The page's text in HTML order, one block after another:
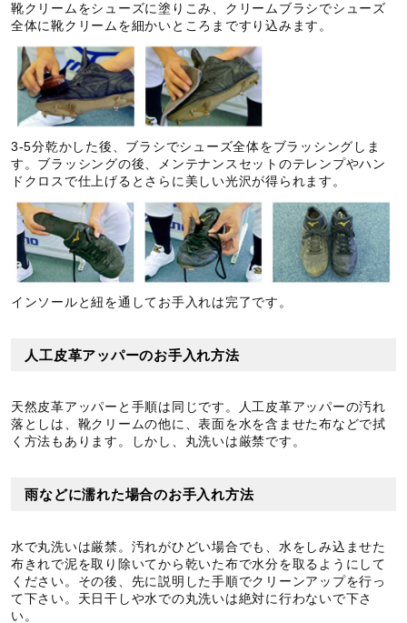
靴クリームをシューズに塗りこみ、クリームブラシでシューズ
全体に靴クリームを細かいところまですり込みます。
3-5分乾かした後、ブラシでシューズ全体をブラッシングしま
す。ブラッシングの後、メンテナンスセットのテレンプやハン
ドクロスで仕上げるとさらに美しい光沢が得られます。
インソールと紐を通してお手入れは完了です。
人工皮革アッパーのお手入れ方法
天然皮革アッパーと手順は同じです。人工皮革アッパーの汚れ
落としは、靴クリームの他に、表面を水を含ませた布などで拭
く方法もあります。しかし、丸洗いは厳禁です。
雨などに濡れた場合のお手入れ方法
水で丸洗いは厳禁。汚れがひどい場合でも、水をしみ込ませた
布きれで泥を取り除いてから乾いた布で水分を取るようにして
ください。その後、先に説明した手順でクリーンアップを行っ
て下さい。天日干しや水での丸洗いは絶対に行わないで下さ
い。